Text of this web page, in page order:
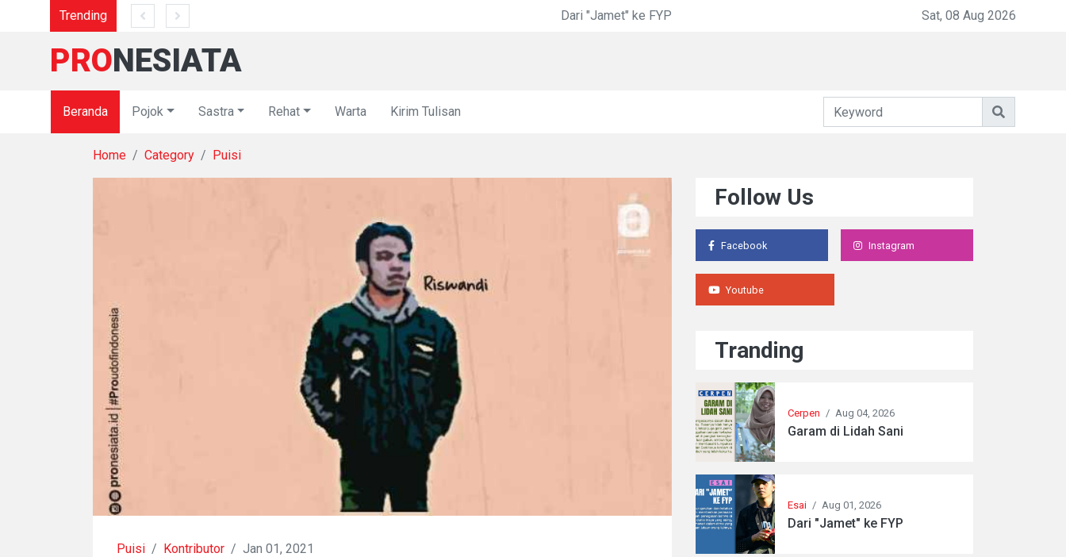
Trending Darurat Keadilan dan Ketimpangan
Sat, 08 Aug 2026
PRONESIATA
Beranda Pojok Sastra Rehat Warta Kirim Tulisan
Home Category Puisi
Puisi / Kontributor / Jan 01, 2021
Follow Us
Facebook Instagram
Youtube
Tranding
Cerpen / Aug 04, 2026
Garam di Lidah Sani
Esai / Aug 01, 2026
Dari "Jamet" ke FYP